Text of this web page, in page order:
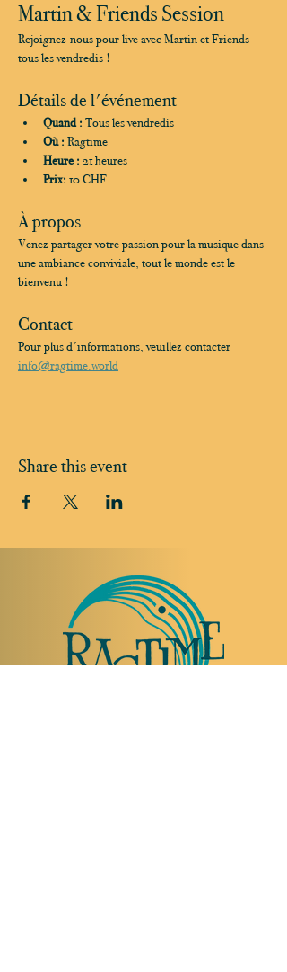
Martin & Friends Session
Rejoignez-nous pour live avec Martin et Friends
tous les vendredis !
Détails de l'événement
Quand : Tous les vendredis
Où : Ragtime
Heure : 21 heures
Prix: 10 CHF
À propos
Venez partager votre passion pour la musique dans
une ambiance conviviale, tout le monde est le
bienvenu !
Contact
Pour plus d'informations, veuillez contacter
info@ragtime.world
Share this event